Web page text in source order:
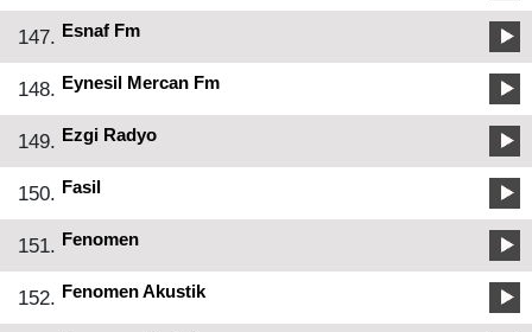
147. Esnaf Fm
148. Eynesil Mercan Fm
149. Ezgi Radyo
150. Fasil
151. Fenomen
152. Fenomen Akustik